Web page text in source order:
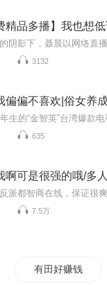
3132
635
7.5万
有田好赚钱